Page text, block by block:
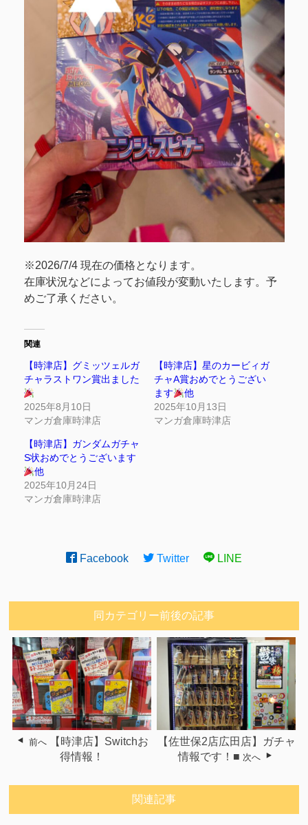
※2026/7/4 現在の価格となります。
在庫状況などによってお値段が変動いたします。予
めご了承ください。
関連
【時津店】グミッツェルガ
チャラストワン賞出ました
2025年8月10日
マンガ倉庫時津店
【時津店】星のカービィガ
チャA賞おめでとうござい
ます
他
2025年10月13日
マンガ倉庫時津店
【時津店】ガンダムガチャ
S状おめでとうございます
他
2025年10月24日
マンガ倉庫時津店
Facebook Twitter LINE
同カテゴリー前後の記事
前へ
【時津店】Switchお
得情報！
【佐世保2店広田店】ガチャ
情報です！■ 次へ
関連記事